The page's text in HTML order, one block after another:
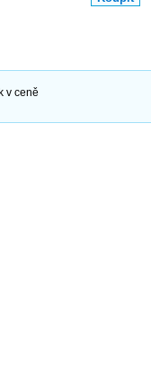
v ceně